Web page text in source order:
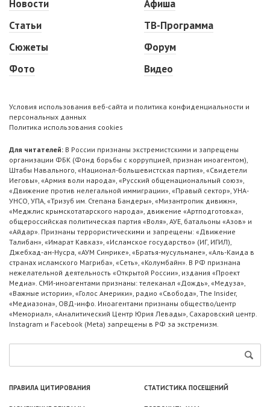
Новости
Статьи
Сюжеты
Фото
Афиша
ТВ-Программа
Форум
Видео
Условия использования веб-сайта и политика конфиденциальности и
персональных данных
Политика использования cookies
Для читателей: В России признаны экстремистскими и запрещены
организации ФБК (Фонд борьбы с коррупцией, признан иноагентом),
Штабы Навального, «Национал-большевистская партия», «Свидетели
Иеговы», «Армия воли народа», «Русский общенациональный союз»,
«Движение против нелегальной иммиграции», «Правый сектор», УНА-
УНСО, УПА, «Тризуб им. Степана Бандеры», «Мизантропик дивижн»,
«Меджлис крымскотатарского народа», движение «Артподготовка»,
общероссийская политическая партия «Воля», АУЕ, батальоны «Азов» и
«Айдар». Признаны террористическими и запрещены: «Движение
Талибан», «Имарат Кавказ», «Исламское государство» (ИГ, ИГИЛ),
Джебхад-ан-Нусра, «АУМ Синрике», «Братья-мусульмане», «Аль-Каида в
странах исламского Магриба», «Сеть», «Колумбайн». В РФ признана
нежелательной деятельность «Открытой России», издания «Проект
Медиа». СМИ-иноагентами признаны: телеканал «Дождь», «Медуза»,
«Важные истории», «Голос Америки», радио «Свобода», The Insider,
«Медиазона», ОВД-инфо. Иноагентами признаны общество/центр
«Мемориал», «Аналитический Центр Юрия Левады», Сахаровский центр.
Instagram и Facebook (Metа) запрещены в РФ за экстремизм.
ПРАВИЛА ЦИТИРОВАНИЯ СТАТИСТИКА ПОСЕЩЕНИЙ